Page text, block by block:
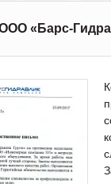
«Барс-